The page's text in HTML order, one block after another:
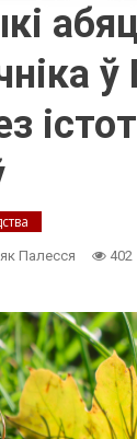
ў
Палесся 402